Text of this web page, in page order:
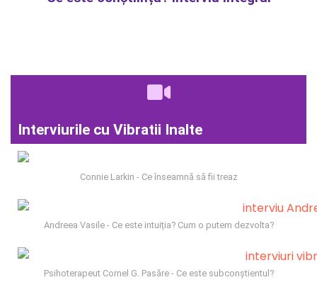
Interviurile cu Vibratii Inalte
Connie Larkin - Ce înseamnă să fii treaz
Andreea Vasile - Ce este intuiția? Cum o putem dezvolta?
Psihoterapeut Cornel G. Pasăre - Ce este subconștientul?